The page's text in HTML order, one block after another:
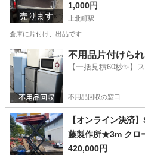
売ります
1,000円
上北町駅
倉庫に片付け、出品です
青森 十和田市 上北町駅 オーデ
不用品片付けら
【一括見積60秒✨】
不用品回収の窓口
【オンライン決済
藤製作所★3m クロ
2速★資材・収穫物
420,000円